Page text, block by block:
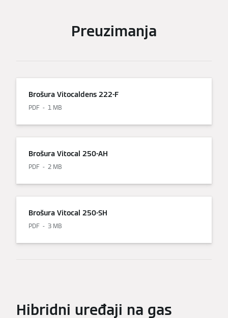
Preuzimanja
Brošura Vitocaldens 222-F
PDF 1 MB
Brošura Vitocal 250-AH
PDF 2 MB
Brošura Vitocal 250-SH
PDF 3 MB
Hibridni uređaji na gas